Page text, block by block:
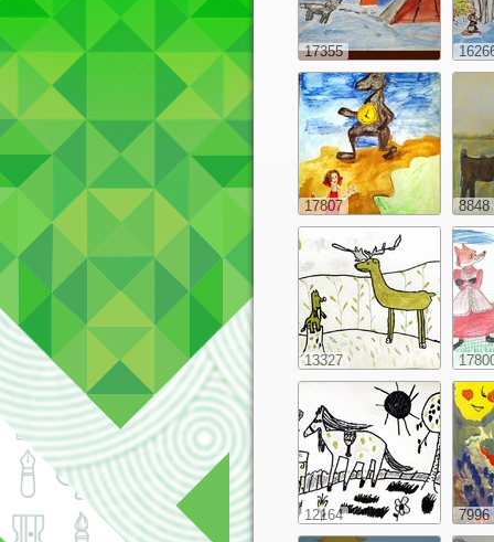
17355
17807 8848
13327
12164 7996